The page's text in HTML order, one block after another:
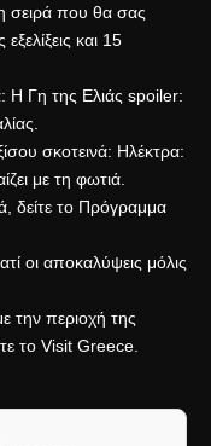
σειρά που θα σας
και 15
Η Γη της Ελιάς spoiler:
σκοτεινά: Ηλέκτρα:
με τη φωτιά
δείτε το Πρόγραμμα
οι αποκαλύψεις μόλις
την περιοχή της
το Visit Greece